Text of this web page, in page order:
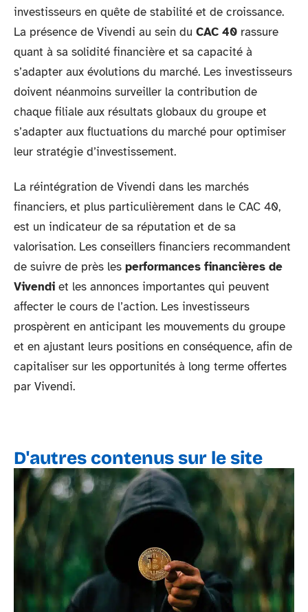
investisseurs en quête de stabilité et de croissance.
La présence de Vivendi au sein du CAC 40 rassure
quant à sa solidité financière et sa capacité à
s’adapter aux évolutions du marché. Les investisseurs
doivent néanmoins surveiller la contribution de
chaque filiale aux résultats globaux du groupe et
s’adapter aux fluctuations du marché pour optimiser
leur stratégie d’investissement.
La réintégration de Vivendi dans les marchés
financiers, et plus particulièrement dans le CAC 40,
est un indicateur de sa réputation et de sa
valorisation. Les conseillers financiers recommandent
de suivre de près les performances financières de
Vivendi et les annonces importantes qui peuvent
affecter le cours de l’action. Les investisseurs
prospèrent en anticipant les mouvements du groupe
et en ajustant leurs positions en conséquence, afin de
capitaliser sur les opportunités à long terme offertes
par Vivendi.
D'autres contenus sur le site